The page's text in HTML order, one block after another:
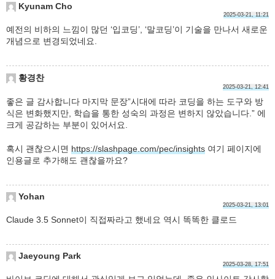
Kyunam Cho
2025-03-21, 11:21
예전의 비하의 느낌이 많던 ‘입코딩’, ‘말코딩’이 기술을 만나서 새로운
개념으로 변경되었네요.
황경찬
2025-03-21, 12:41
좋은 글 감사합니다 마지막 문장”시대에 따라 코딩을 하는 도구와 방
식은 변화했지만, 학습을 통한 성숙의 과정은 변하지 않았습니다.” 에
크게 공감하는 부분이 있어서요.
혹시 괜찮으시면 https://slashpage.com/pec/insights 여기 페이지에
인용글로 추가해도 괜찮을까요?
Yohan
2025-03-21, 13:01
Claude 3.5 Sonnet이 직접짜라고 했네요 역시 똑똑한 클로드
Jaeyoung Park
2025-03-28, 17:51